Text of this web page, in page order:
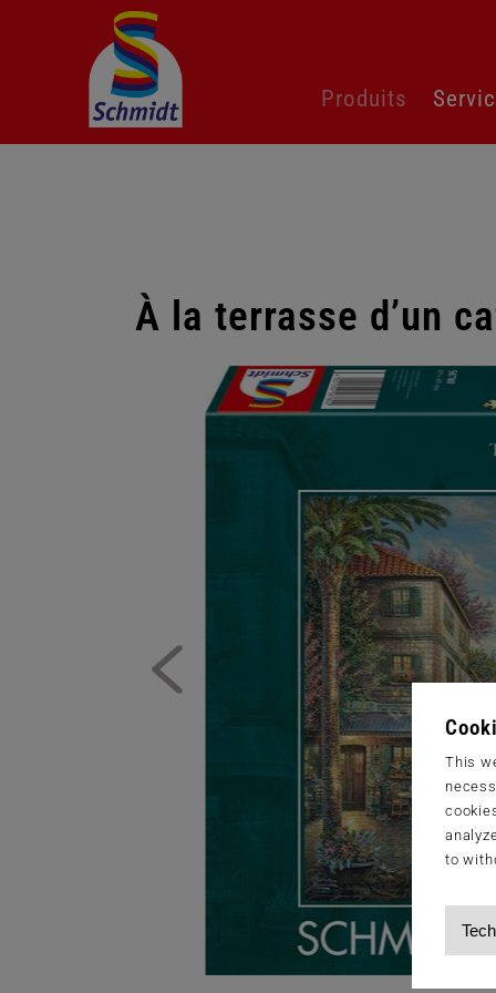
This
to
contenu
Produits
À la terrasse d’un